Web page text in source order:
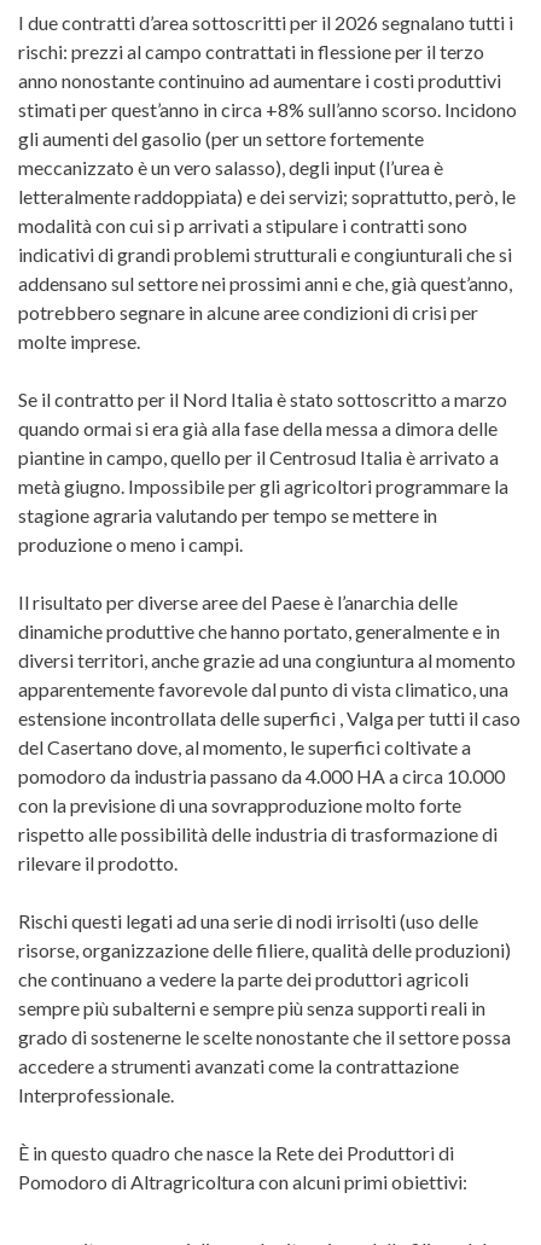
I due contratti d’area sottoscritti per il 2026 segnalano tutti i
rischi: prezzi al campo contrattati in flessione per il terzo
anno nonostante continuino ad aumentare i costi produttivi
stimati per quest’anno in circa +8% sull’anno scorso. Incidono
gli aumenti del gasolio (per un settore fortemente
meccanizzato è un vero salasso), degli input (l’urea è
letteralmente raddoppiata) e dei servizi; soprattutto, però, le
modalità con cui si p arrivati a stipulare i contratti sono
indicativi di grandi problemi strutturali e congiunturali che si
addensano sul settore nei prossimi anni e che, già quest’anno,
potrebbero segnare in alcune aree condizioni di crisi per
molte imprese.
Se il contratto per il Nord Italia è stato sottoscritto a marzo
quando ormai si era già alla fase della messa a dimora delle
piantine in campo, quello per il Centrosud Italia è arrivato a
metà giugno. Impossibile per gli agricoltori programmare la
stagione agraria valutando per tempo se mettere in
produzione o meno i campi.
Il risultato per diverse aree del Paese è l’anarchia delle
dinamiche produttive che hanno portato, generalmente e in
diversi territori, anche grazie ad una congiuntura al momento
apparentemente favorevole dal punto di vista climatico, una
estensione incontrollata delle superfici , Valga per tutti il caso
del Casertano dove, al momento, le superfici coltivate a
pomodoro da industria passano da 4.000 HA a circa 10.000
con la previsione di una sovrapproduzione molto forte
rispetto alle possibilità delle industria di trasformazione di
rilevare il prodotto.
Rischi questi legati ad una serie di nodi irrisolti (uso delle
risorse, organizzazione delle filiere, qualità delle produzioni)
che continuano a vedere la parte dei produttori agricoli
sempre più subalterni e sempre più senza supporti reali in
grado di sostenerne le scelte nonostante che il settore possa
accedere a strumenti avanzati come la contrattazione
Interprofessionale.
È in questo quadro che nasce la Rete dei Produttori di
Pomodoro di Altragricoltura con alcuni primi obiettivi: